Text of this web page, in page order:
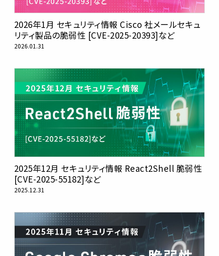
2026年1月 セキュリティ情報 Cisco 社メールセキュ
リティ製品の脆弱性 [CVE-2025-20393]など
2026.01.31
2025年12月 セキュリティ情報 React2Shell 脆弱性
[CVE-2025-55182]など
2025.12.31